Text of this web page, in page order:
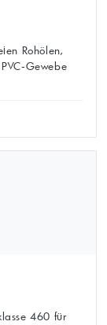
Rohölen,
460 für